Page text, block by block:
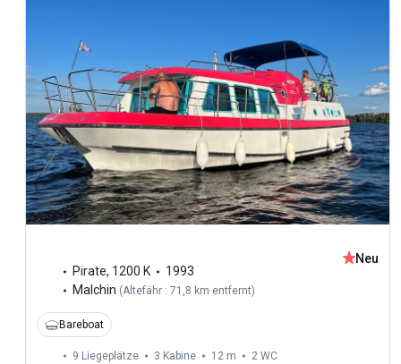
Pirate, 1200 K
1993
Malchin (Altefähr : 71,8 km entfernt)
Neu
Bareboat
9 Liegeplätze 3 Kabine 12 m 2 WC